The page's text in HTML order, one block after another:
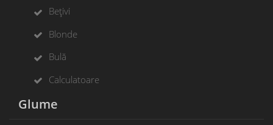
Bețivi
Blonde
Bulă
Calculatoare
Glume